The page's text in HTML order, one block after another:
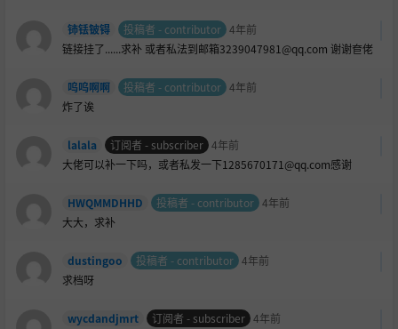
铈铥铍锝 投稿者 - contributor 4年前
链接挂了......求补 或者私法到邮箱3239047981@qq.com 谢谢奆佬
呜呜啊啊 投稿者 - contributor 4年前
炸了诶
lalala 订阅者 - subscriber 4年前
大佬可以补一下吗，或者私发一下1285670171@qq.com感谢
HWQMMDHHD 投稿者 - contributor 4年前
大大，求补
dustingoo 投稿者 - contributor 4年前
求档呀
wycdandjmrt 订阅者 - subscriber 4年前